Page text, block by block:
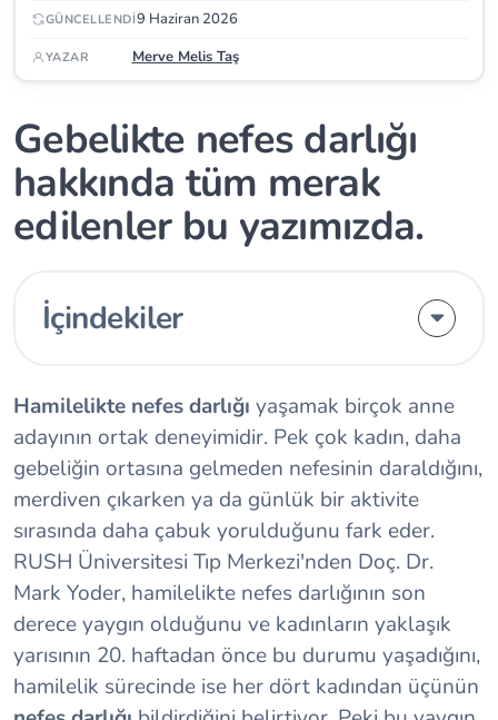
GÜNCELLENDI9 Haziran 2026
YAZAR Merve Melis Taş
Gebelikte nefes darlığı
hakkında tüm merak
edilenler bu yazımızda.
İçindekiler
Hamilelikte nefes darlığı yaşamak birçok anne
adayının ortak deneyimidir. Pek çok kadın, daha
gebeliğin ortasına gelmeden nefesinin daraldığını,
merdiven çıkarken ya da günlük bir aktivite
sırasında daha çabuk yorulduğunu fark eder.
RUSH Üniversitesi Tıp Merkezi'nden Doç. Dr.
Mark Yoder, hamilelikte nefes darlığının son
derece yaygın olduğunu ve kadınların yaklaşık
yarısının 20. haftadan önce bu durumu yaşadığını,
hamilelik sürecinde ise her dört kadından üçünün